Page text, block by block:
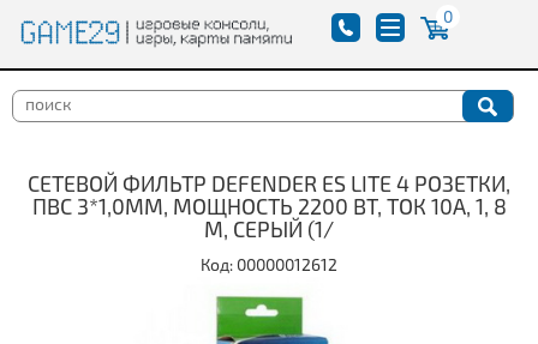
0
СЕТЕВОЙ ФИЛЬТР DEFENDER ES LITE 4 РОЗЕТКИ,
ПВС 3*1,0ММ, МОЩНОСТЬ 2200 ВТ, ТОК 10А, 1, 8
М, СЕРЫЙ (1/
Код: 00000012612